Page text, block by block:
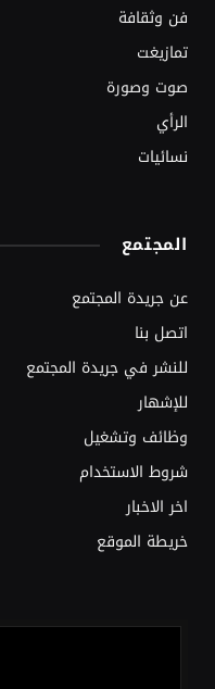
فن وثقافة
تمازيغت
صوت وصورة
الرأي
نسائيات
المجتمع
عن جريدة المجتمع
اتصل بنا
للنشر في جريدة المجتمع
للإشهار
وظائف وتشغيل
شروط الاستخدام
اخر الاخبار
خريطة الموقع